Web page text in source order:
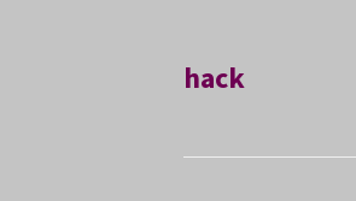
hack